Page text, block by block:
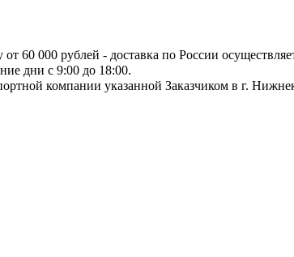
60 000 рублей - доставка по России
дни с 9:00 до 18:00.
компании указанной Заказчиком в г.